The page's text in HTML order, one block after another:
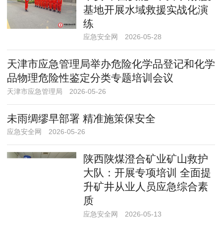
基地开展水域救援实战化演
练​
应急安全网 2026-05-28
天津市应急管理局举办危险化学品登记和化学
品物理危险性鉴定分类专题培训会议
天津市应急管理局 2026-05-26
未雨绸缪早部署 精准施策保安全
应急安全网 2026-05-26
陕西陕煤澄合矿业矿山救护
大队：开展专项培训 全面提
升矿井从业人员应急综合素
质
应急安全网 2026-05-13